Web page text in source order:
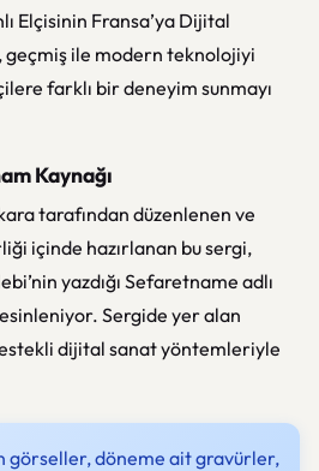
Elçisinin Fransa’ya Dijital
geçmiş ile modern teknolojiyi
farklı bir deneyim sunmayı
Kaynağı
tarafından düzenlenen ve
içinde hazırlanan bu sergi,
yazdığı Sefaretname adlı
Sergide yer alan
dijital sanat yöntemleriyle
görseller, döneme ait gravürler,